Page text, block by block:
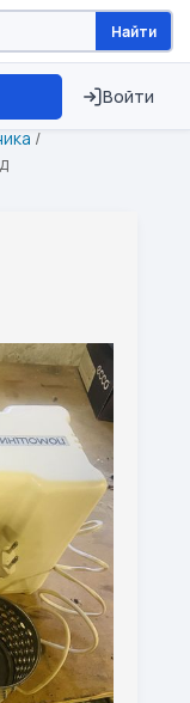
Найти
Войти
15 ДНЕЙ
/